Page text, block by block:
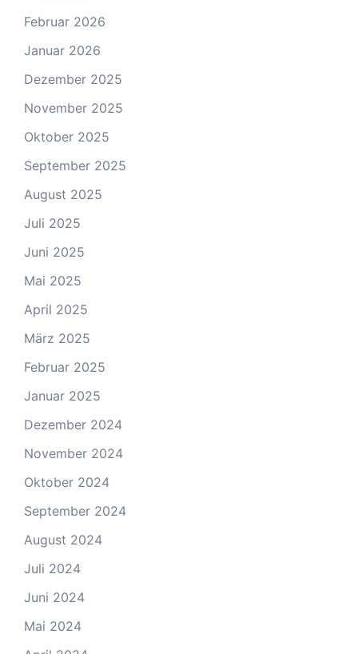
Februar 2026
Januar 2026
Dezember 2025
November 2025
Oktober 2025
September 2025
August 2025
Juli 2025
Juni 2025
Mai 2025
April 2025
März 2025
Februar 2025
Januar 2025
Dezember 2024
November 2024
Oktober 2024
September 2024
August 2024
Juli 2024
Juni 2024
Mai 2024